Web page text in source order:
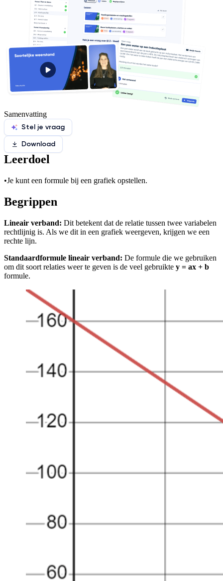
Samenvatting
Stel je vraag
Download
Leerdoel
•Je kunt een formule bij een grafiek opstellen.
Begrippen
Lineair verband: Dit betekent dat de relatie tussen twee variabelen
rechtlijnig is. Als we dit in een grafiek weergeven, krijgen we een
rechte lijn.
Standaardformule lineair verband: De formule die we gebruiken
om dit soort relaties weer te geven is de veel gebruikte y = ax + b
formule.